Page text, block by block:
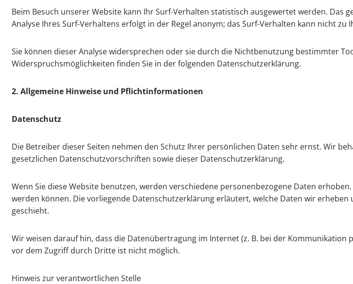
Beim Besuch unserer Website kann Ihr Surf-Verhalten statistisch ausgewertet werden.
Analyse Ihres Surf-Verhaltens erfolgt in der Regel anonym; das Surf-Verhalten kann nicht zu
Sie können dieser Analyse widersprechen oder sie durch die Nichtbenutzung bestimmter
Widerspruchsmöglichkeiten finden Sie in der folgenden Datenschutzerklärung.
2. Allgemeine Hinweise und Pflichtinformationen
Datenschutz
Die Betreiber dieser Seiten nehmen den Schutz Ihrer persönlichen Daten sehr ernst. Wir
gesetzlichen Datenschutzvorschriften sowie dieser Datenschutzerklärung.
Wenn Sie diese Website benutzen, werden verschiedene personenbezogene Daten
werden können. Die vorliegende Datenschutzerklärung erläutert, welche Daten wir
geschieht.
Wir weisen darauf hin, dass die Datenübertragung im Internet (z. B. bei der Kommunikation
vor dem Zugriff durch Dritte ist nicht möglich.
Hinweis zur verantwortlichen Stelle